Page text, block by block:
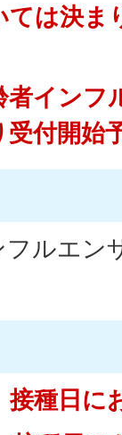
は決ま
インフ
付開始
ルエン
接種日に